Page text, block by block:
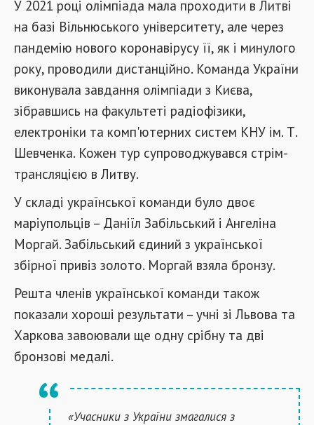
У 2021 році олімпіада мала проходити в Литві
на базі Вільнюського університету, але через
пандемію нового коронавірусу її, як і минулого
року, проводили дистанційно. Команда України
виконувала завдання олімпіади з Києва,
зібравшись на факультеті радіофізики,
електроніки та комп'ютерних систем КНУ ім. Т.
Шевченка. Кожен тур супроводжувався стрім-
трансляцією в Литву.
У складі української команди було двоє
маріупольців – Даніїл Забільський і Ангеліна
Моргай. Забільський єдиний з української
збірної привіз золото. Моргай взяла бронзу.
Решта членів української команди також
показали хороші результати – учні зі Львова та
Харкова завоювали ще одну срібну та дві
бронзові медалі.
«Учасники з України змагалися з